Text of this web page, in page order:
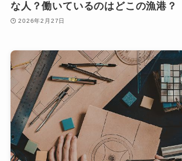
な人？働いているのはどこの漁港？
2026年2月27日